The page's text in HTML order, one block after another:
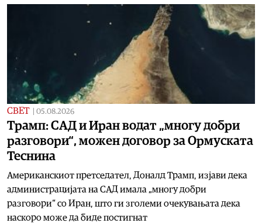
СВЕТ 05.08.2026
Трамп: САД и Иран водат „многу добри
разговори“, можен договор за Ормуската
Теснина
Американскиот претседател, Доналд Трамп, изјави дека
администрацијата на САД имала „многу добри
разговори“ со Иран, што ги зголеми очекувањата дека
наскоро може да биде постигнат